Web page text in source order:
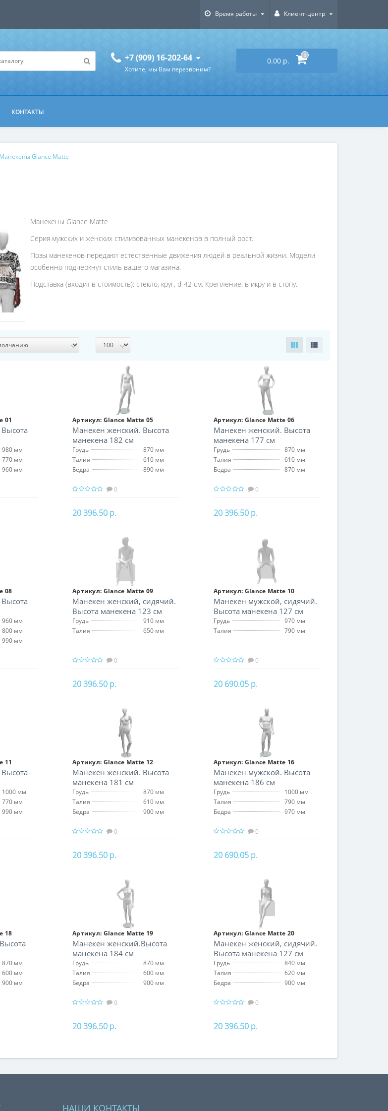
Время работы Клиент-центр
+7 (909) 16-202-64
Хотите, мы Вам перезвоним?
0.00 р.
0
КОНТАКТЫ
Манекены Glance Matte
Манекены Glance Matte
Серия мужских и женских стилизованных манекенов в полный рост.
Позы манекенов передают естественные движения людей в реальной жизни. Модели
особенно подчеркнут стиль вашего магазина.
Подставка (входит в стоимость): стекло, круг, d-42 см. Крепление: в икру и в стопу.
01
980 мм
770 мм
960 мм
Артикул: Glance Matte 05
Манекен женский. Высота
манекена 182 см
Грудь
870 мм
Талия
610 мм
Бедра
890 мм
0
20 396.50 р.
Артикул: Glance Matte 06
Манекен женский. Высота
манекена 177 см
Грудь
870 мм
Талия
610 мм
Бедра
870 мм
0
20 396.50 р.
08
960 мм
800 мм
990 мм
Артикул: Glance Matte 09
Манекен женский, сидячий.
Высота манекена 123 см
Грудь
910 мм
Талия
650 мм
0
20 396.50 р.
Артикул: Glance Matte 10
Манекен мужской, сидячий.
Высота манекена 127 см
Грудь
970 мм
Талия
790 мм
0
20 690.05 р.
11
1000 мм
770 мм
990 мм
Артикул: Glance Matte 12
Манекен женский. Высота
манекена 181 см
Грудь
870 мм
Талия
610 мм
Бедра
900 мм
0
20 396.50 р.
Артикул: Glance Matte 16
Манекен мужской. Высота
манекена 186 см
Грудь
1000 мм
Талия
790 мм
Бедра
970 мм
0
20 690.05 р.
18
870 мм
600 мм
900 мм
Артикул: Glance Matte 19
Манекен женский.Высота
манекена 184 см
Грудь
870 мм
Талия
600 мм
Бедра
900 мм
0
20 396.50 р.
Артикул: Glance Matte 20
Манекен женский, сидячий.
Высота манекена 127 см
Грудь
840 мм
Талия
620 мм
Бедра
900 мм
0
20 396.50 р.
НАШИ КОНТАКТЫ